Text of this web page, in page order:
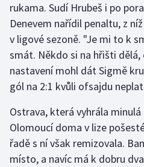
Stolní tenis
Triatlon
Veslování
Volejbal
Ostatní
rukama. Sudí Hrubeš i po
Denevem nařídil penaltu, z
v ligové sezoně. "Je mi to k
smát. Někdo si na hřišti dělá,
nastavení mohl dát Sigmě
gól na 2:1 kvůli ofsajdu
Ostrava, která vyhrála
Olomoucí doma v lize
řadě s ní však remizovala.
místo, a navíc má k dobru